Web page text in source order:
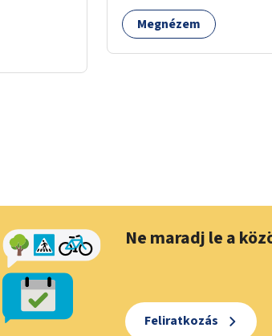
Megnézem
Ne maradj le a
Feliratkozás